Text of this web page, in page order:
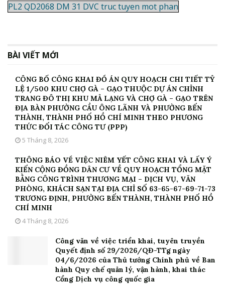
PL2 QD2068 DM 31 DVC truc tuyen mot phan
BÀI VIẾT MỚI
CÔNG BỐ CÔNG KHAI ĐỒ ÁN QUY HOẠCH CHI TIẾT TỶ
LỆ 1/500 KHU CHỢ GÀ – GẠO THUỘC DỰ ÁN CHỈNH
TRANG ĐÔ THỊ KHU MẢ LẠNG VÀ CHỢ GÀ – GẠO TRÊN
ĐỊA BÀN PHƯỜNG CẦU ÔNG LÃNH VÀ PHƯỜNG BẾN
THÀNH, THÀNH PHỐ HỒ CHÍ MINH THEO PHƯƠNG
THỨC ĐỐI TÁC CÔNG TƯ (PPP)
5 Tháng 8, 2026
THÔNG BÁO VỀ VIỆC NIÊM YẾT CÔNG KHAI VÀ LẤY Ý
KIẾN CỘNG ĐỒNG DÂN CƯ VỀ QUY HOẠCH TỔNG MẶT
BẰNG CÔNG TRÌNH THƯƠNG MẠI – DỊCH VỤ, VĂN
PHÒNG, KHÁCH SẠN TẠI ĐỊA CHỈ SỐ 63-65-67-69-71-73
TRƯƠNG ĐỊNH, PHƯỜNG BẾN THÀNH, THÀNH PHỐ HỒ
CHÍ MINH
4 Tháng 8, 2026
Công văn về việc triển khai, tuyên truyền
Quyết định số 29/2026/QĐ-TTg ngày
04/6/2026 của Thủ tướng Chính phủ về Ban
hành Quy chế quản lý, vận hành, khai thác
Cổng Dịch vụ công quốc gia